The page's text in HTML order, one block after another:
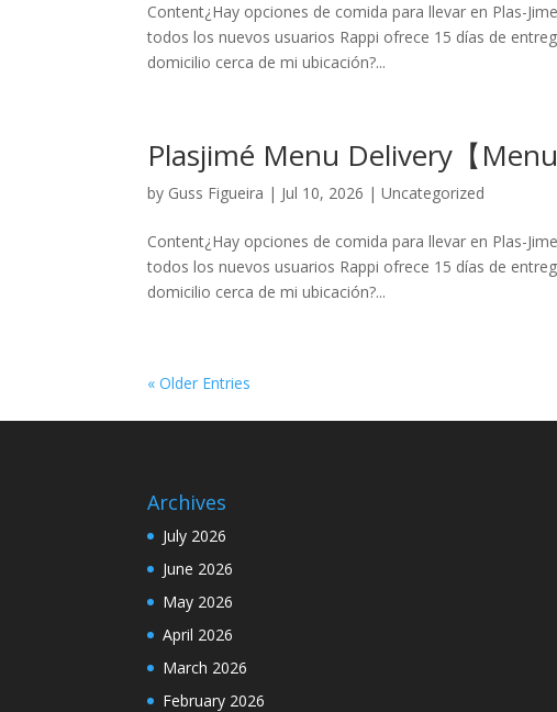
Content¿Hay opciones de comida para llevar en Plas-
todos los nuevos usuarios Rappi ofrece 15 días de
domicilio cerca de mi ubicación?...
Plasjimé Menu Delivery【
by Guss Figueira | Jul 10, 2026 |Uncategorized
Content¿Hay opciones de comida para llevar en Plas-
todos los nuevos usuarios Rappi ofrece 15 días de
domicilio cerca de mi ubicación?...
« Older Entries
Archives
July 2026
June 2026
May 2026
April 2026
March 2026
February 2026